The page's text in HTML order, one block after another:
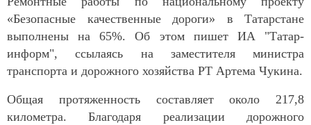
«Безопасные качественные дороги» в Татарстане
выполнены на 65%. Об этом пишет ИА "Татар-
информ", ссылаясь на заместителя министра
транспорта и дорожного хозяйства РТ Артема Чукина.
Общая протяженность составляет около 217,8
километра. Благодаря реализации дорожного